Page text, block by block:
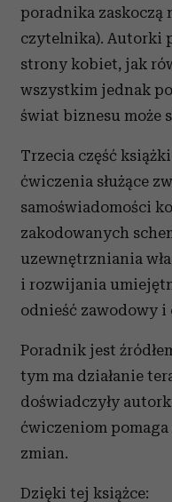
poradnika zaskoczą
czytelnika). Autorki
strony kobiet, jak
wszystkim jednak
świat biznesu może
Trzecia część
ćwiczenia służące
samoświadomości
zakodowanych
uzewnętrzniania
i rozwijania
odnieść zawodowy i
Poradnik jest
tym ma działanie
doświadczyły
ćwiczeniom
zmian.
Dzięki tej książce: